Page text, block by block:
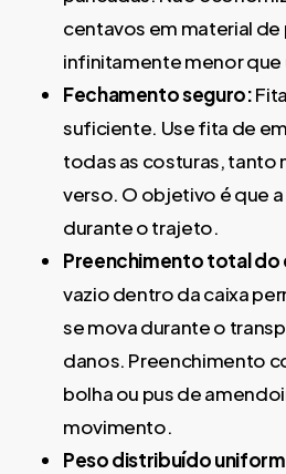
centavos em material
infinitamente menor
Fechamento seguro:
suficiente. Use fita de
todas as costuras, tanto
verso. O objetivo é que a
durante o trajeto.
Preenchimento total do
vazio dentro da caixa
se mova durante o
danos. Preenchimento
bolha ou pus de
movimento.
Peso distribuído